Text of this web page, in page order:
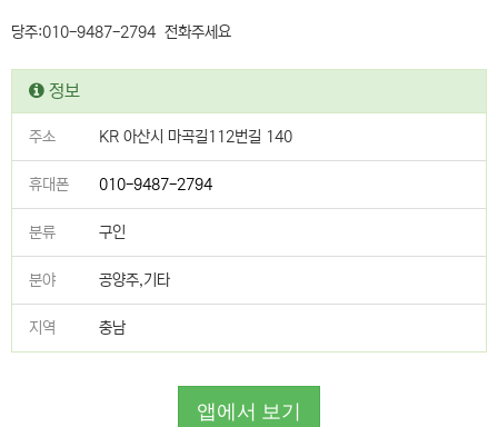
당주:010-9487-2794 전화주세요
정보
주소 KR 아산시 마곡길112번길 140
휴대폰 010-9487-2794
분류 구인
분야 공양주,기타
지역 충남
앱에서 보기